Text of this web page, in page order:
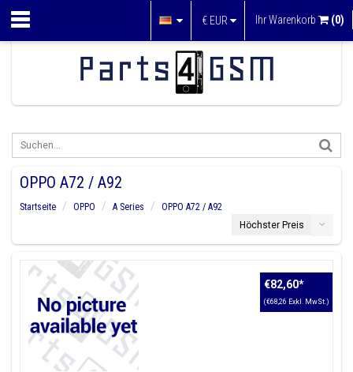
€ EUR Ihr Warenkorb (0)
OPPO A72 / A92
Startseite OPPO A Series
OPPO A72 / A92
Höchster Preis
€82,60*
(€68,26 Exkl. MwSt.)